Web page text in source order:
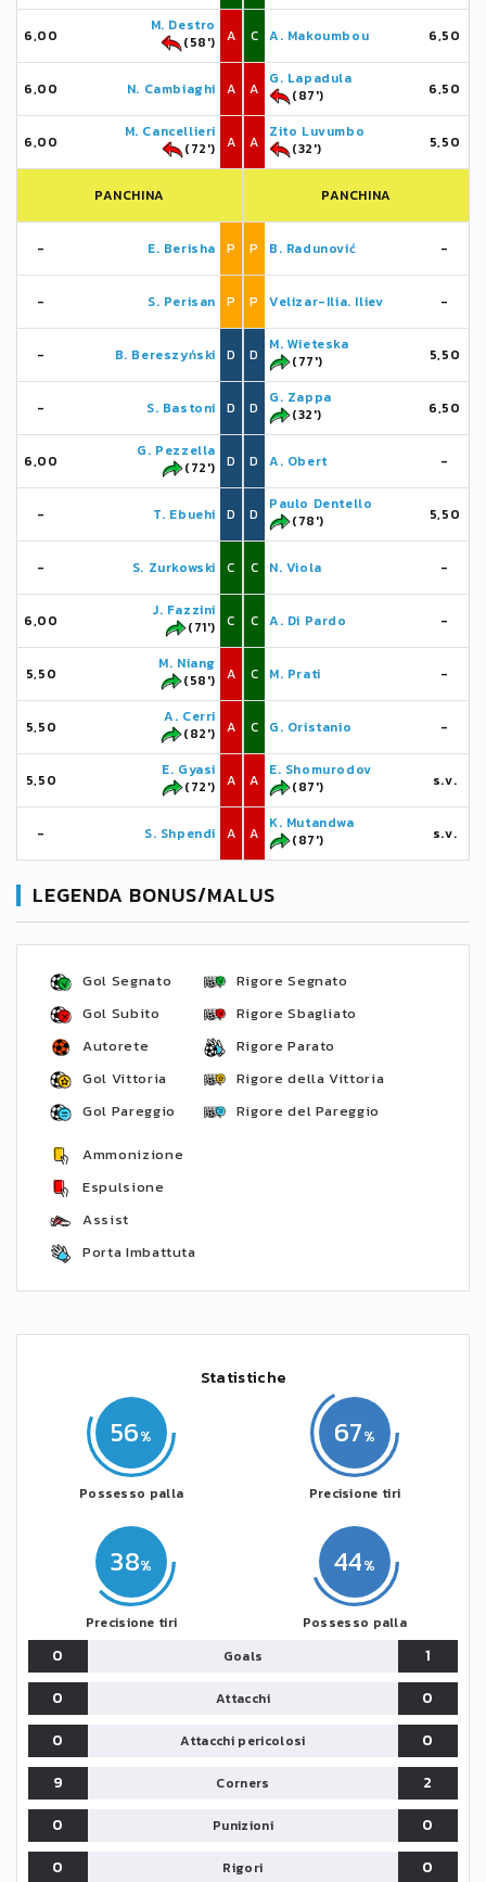
6,00
M. Destro
(58')
A
6,00 N. Cambiaghi A
6,00
M. Cancellieri
(72')
A
PANCHINA
- E. Berisha P
- S. Perisan P
- B. Bereszyński D
- S. Bastoni D
6,00
G. Pezzella
(72')
D
- T. Ebuehi D
- S. Zurkowski C
6,00
J. Fazzini
(71')
C
5,50
M. Niang
(58')
A
5,50
A. Cerri
(82')
A
5,50
E. Gyasi
(72')
A
- S. Shpendi A
C A. Makoumbou 6,50
A
G. Lapadula
(87')
6,50
A
Zito Luvumbo
(32')
5,50
PANCHINA
P B. Radunović -
P Velizar-Ilia. Iliev -
D
M. Wieteska
(77')
5,50
D
G. Zappa
(32')
6,50
D A. Obert -
D
Paulo Dentello
(78')
5,50
C N. Viola -
C A. Di Pardo -
C M. Prati -
C G. Oristanio -
A
E. Shomurodov
(87')
s.v.
A
K. Mutandwa
(87')
s.v.
LEGENDA BONUS/MALUS
Gol Segnato
Gol Subito
Autorete
Gol Vittoria
Gol Pareggio
Rigore Segnato
Rigore Sbagliato
Rigore Parato
Rigore della Vittoria
Rigore del Pareggio
Ammonizione
Espulsione
Assist
Porta Imbattuta
Statistiche
56
Possesso palla
38
Precisione tiri
44
Possesso palla
67
Precisione tiri
0 Goals
1
0
Attacchi
0
0
Attacchi pericolosi
0
9
Corners
2
0
Punizioni
0
0
Rigori 0